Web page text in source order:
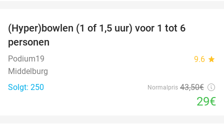
(Hyper)bowlen (1 of 1,5 uur) voor 1 tot 6
personen
Podium19 9.6 star
Middelburg
Solgt: 250
Normalpris 43,50€
29€